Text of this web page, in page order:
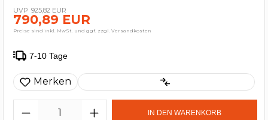
925,82 EUR
790,89 EUR
Preise sind inkl. MwSt. und ggf. zzgl. Versandkosten
7-10 Tage
Merken
IN DEN WARENKORB